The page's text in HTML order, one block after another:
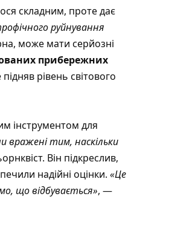
складним, проте дає
руйнування
може мати серйозні
прибережних
рівень світового
інструментом для
вражені тим, наскільки
Він підкреслив,
надійні оцінки. «Це
що відбувається», —